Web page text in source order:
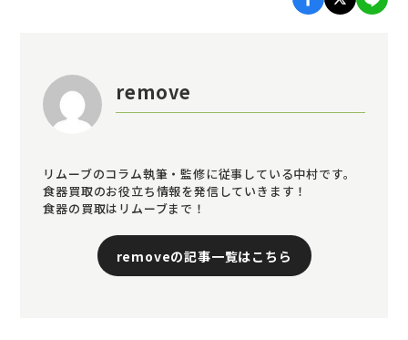
remove
リムーブのコラム執筆・監修に従事している中村です。
食器買取のお役立ち情報を発信していきます！
食器の買取はリムーブまで！
removeの記事一覧はこちら